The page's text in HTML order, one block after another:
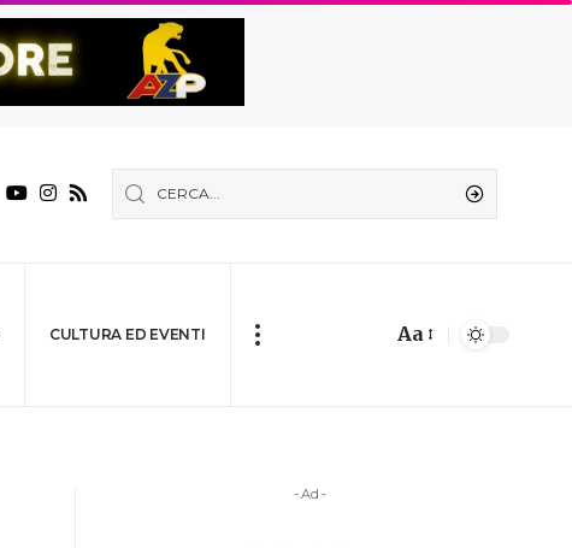
CULTURA ED EVENTI Aa
- Ad -